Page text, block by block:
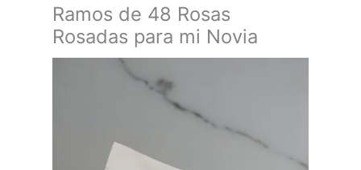
Ramos de 48 Rosas
Rosadas para mi Novia